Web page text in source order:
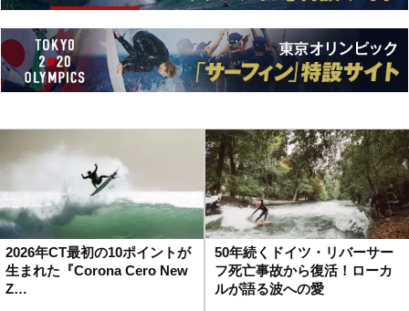
2026年CT最初の10ポイントが
生まれた『Corona Cero New
Z…
50年続くドイツ・リバーサー
フ死亡事故から復活！ローカ
ルが語る波への愛